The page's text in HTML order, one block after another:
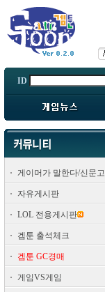
ID
게이머가 말한다/신문고
자유게시판
LOL 전용게시판
겜툰 출석체크
겜툰 GC경매
게임VS게임